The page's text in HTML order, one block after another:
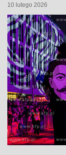
10 lutego 2026